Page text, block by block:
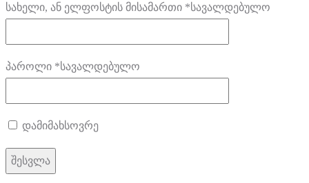
სახელი, ან ელფოსტის მისამართი *სავალდებულო
პაროლი *სავალდებულო
დამიმახსოვრე
შესვლა